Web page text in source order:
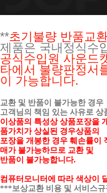
**초기불량 반품교
제품은 국내정식수
공식수입원사운드
타에서 불량판정서
이 가능합니다.
교환 및 반품이 불가능한 경우
고객님의 책임 있는 사유로
이상품의 특성상 상품포장을
품가치가 상실된 경우상품의
포장을 개봉한 경우 훼손률이
매가 불가능하므로 교환 및
반품이 불가능합니다.
컴퓨터모니터에 따라 색상이
***보상교환 비용 및 서비스